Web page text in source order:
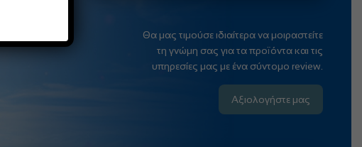
Θα μας τιμούσε ιδιαίτερα να μοιραστείτε
τη γνώμη σας για τα προϊόντα και τις
υπηρεσίες μας με ένα σύντομο review.
Αξιολογήστε μας